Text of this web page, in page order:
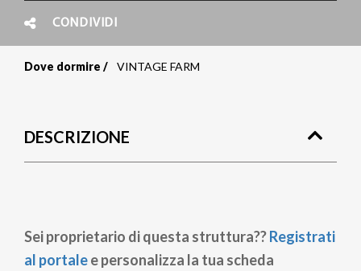
CONDIVIDI
pane
Dove dormire VINTAGE FARM
DESCRIZIONE
Sei proprietario di questa struttura??Registrati
al portalee personalizza la tua scheda